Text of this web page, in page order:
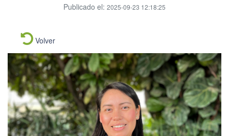
Publicado el: 2025-09-23 12:18:25
Volver